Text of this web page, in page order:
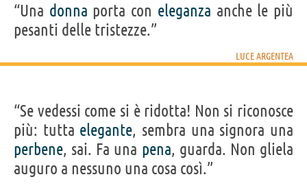
“Una donna porta con eleganza anche le più
pesanti delle tristezze.”
LUCE ARGENTEA
“Se vedessi come si è ridotta! Non si riconosce
più: tutta elegante, sembra una signora una
perbene, sai. Fa una pena, guarda. Non gliela
auguro a nessuno una cosa così.”